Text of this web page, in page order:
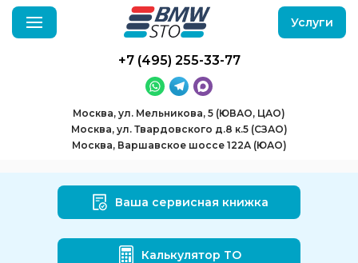
+7 (495) 255-33-77
Москва, ул. Мельникова, 5 (ЮВАО, ЦАО)
Москва, ул. Твардовского д.8 к.5 (СЗАО)
Москва, Варшавское шоссе 122А (ЮАО)
Услуги
Ваша сервисная книжка
Калькулятор ТО